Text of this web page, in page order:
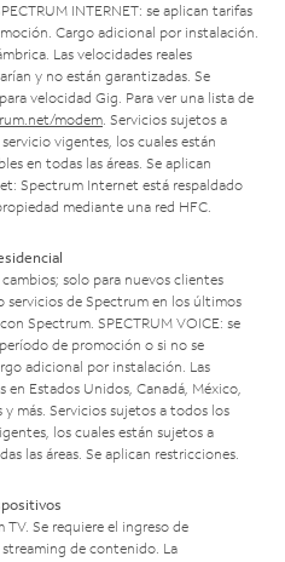
INTERNET: se aplican tarifas
Cargo adicional por instalación.
Las velocidades reales
y no están garantizadas. Se
velocidad Gig. Para ver una lista de
modem. Servicios sujetos a
vigentes, los cuales están
en todas las áreas. Se aplican
Spectrum Internet está respaldado
mediante una red HFC.
solo para nuevos clientes
servicios de Spectrum en los últimos
Spectrum. SPECTRUM VOICE: se
de promoción o si no se
adicional por instalación. Las
en Estados Unidos, Canadá, México,
y más. Servicios sujetos a todos los
los cuales están sujetos a
las áreas. Se aplican restricciones.
Se requiere el ingreso de
de contenido. La